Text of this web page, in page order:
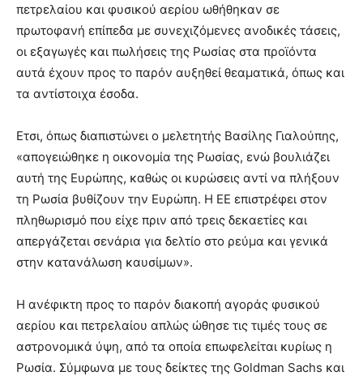
you
the
of
pain.
pornhun
porn
πετρελαίου και φυσικού αερίου ωθήθηκαν σε
πρωτοφανή επίπεδα με συνεχιζόμενες ανοδικές τάσεις,
οι εξαγωγές και πωλήσεις της Ρωσίας στα προϊόντα
αυτά έχουν προς το παρόν αυξηθεί θεαματικά, όπως και
τα αντίστοιχα έσοδα.
Ετσι, όπως διαπιστώνει ο μελετητής Βασίλης Γιαλούπης,
«απογειώθηκε η οικονομία της Ρωσίας, ενώ βουλιάζει
αυτή της Ευρώπης, καθώς οι κυρώσεις αντί να πλήξουν
τη Ρωσία βυθίζουν την Ευρώπη. Η ΕΕ επιστρέφει στον
πληθωρισμό που είχε πριν από τρεις δεκαετίες και
απεργάζεται σενάρια για δελτίο στο ρεύμα και γενικά
στην κατανάλωση καυσίμων».
Η ανέφικτη προς το παρόν διακοπή αγοράς φυσικού
αερίου και πετρελαίου απλώς ώθησε τις τιμές τους σε
αστρονομικά ύψη, από τα οποία επωφελείται κυρίως η
Ρωσία. Σύμφωνα με τους δείκτες της Goldman Sachs και